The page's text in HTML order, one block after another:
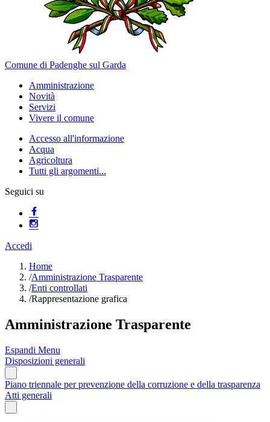
Comune di Padenghe sul Garda
Amministrazione
Novità
Servizi
Vivere il comune
Accesso all'informazione
Acqua
Agricoltura
Tutti gli argomenti...
Seguici su
Accedi
Home
/Amministrazione Trasparente
/Enti controllati
/Rappresentazione grafica
Amministrazione Trasparente
Espandi Menu
Disposizioni generali
Piano triennale per prevenzione della corruzione e della trasparenza
Atti generali